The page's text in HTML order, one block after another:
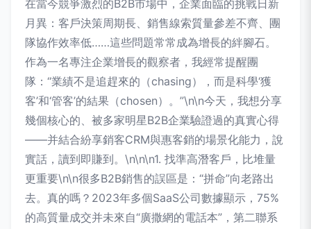
在當今競爭激烈的B2B市場中，企業面臨的挑戰日新
月異：客戶決策周期長、銷售線索質量參差不齊、團
隊協作效率低……這些問題常常成為增長的絆腳石。
作為一名專注企業增長的觀察者，我經常提醒團
隊：“業績不是追趕來的（chasing），而是科學‘獲
客’和‘管客’的結果（chosen）。”\n\n今天，我想分享
幾個核心的、被多家明星B2B企業驗證過的真實心得
——并結合紛享銷客CRM與惠客銷的場景化能力，說
實話，讀到即賺到。\n\n\n1. 找準高潛客戶，比堆量
更重要\n\n很多B2B銷售的誤區是：“拼命”向老路出
去。真的嗎？2023年多個SaaS公司數據顯示，75%
的高質量成交并未來自“廣撒網的電話本”，第二聯系